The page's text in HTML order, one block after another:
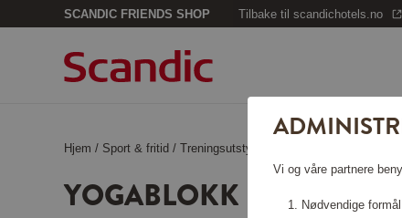
SCANDIC FRIENDS SHOP Tilbake til scandichotels.no
Hjem / Sport & fritid /Treningsutstyr
YOGABLOKK
Vi og våre partnere
Nødvendige